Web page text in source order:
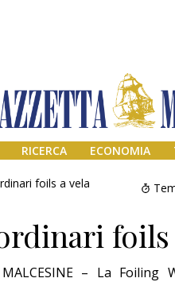
RICERCA ECONOMIA
foils a vela
foils
MALCESINE – La Foiling